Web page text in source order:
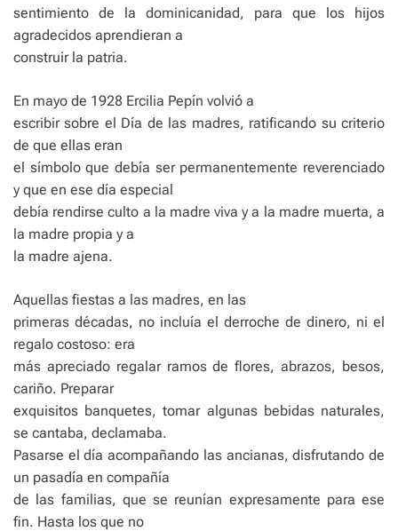
sentimiento de la dominicanidad, para que los hijos
agradecidos aprendieran a
construir la patria.
En mayo de 1928 Ercilia Pepín volvió a
escribir sobre el Día de las madres, ratificando su criterio
de que ellas eran
el símbolo que debía ser permanentemente reverenciado
y que en ese día especial
debía rendirse culto a la madre viva y a la madre muerta, a
la madre propia y a
la madre ajena.
Aquellas fiestas a las madres, en las
primeras décadas, no incluía el derroche de dinero, ni el
regalo costoso: era
más apreciado regalar ramos de flores, abrazos, besos,
cariño. Preparar
exquisitos banquetes, tomar algunas bebidas naturales,
se cantaba, declamaba.
Pasarse el día acompañando las ancianas, disfrutando de
un pasadía en compañía
de las familias, que se reunían expresamente para ese
fin. Hasta los que no